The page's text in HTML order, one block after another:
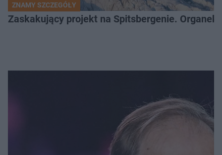
ZNAMY SZCZEGÓŁY
Zaskakujący projekt na Spitsbergenie.